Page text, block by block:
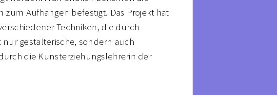
zum Aufhängen befestigt. Das Projekt hat
Techniken, die durch
gestalterische, sondern auch
die Kunsterziehungslehrerin der